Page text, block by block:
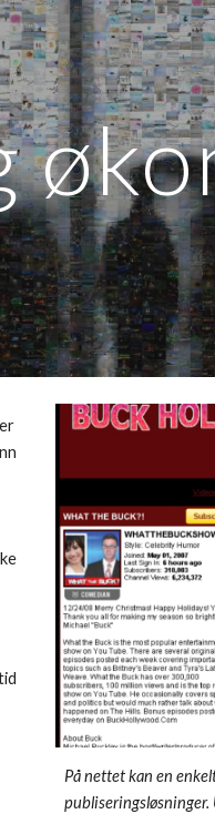
Skip to navigation
På nettet kan en
publiseringsløsninger.